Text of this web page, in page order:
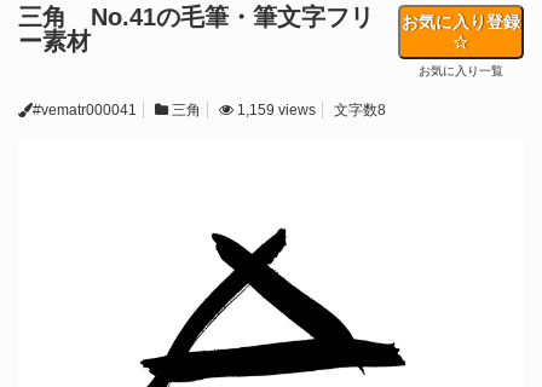
三角 No.41の毛筆・筆文字フリ
ー素材
お気に入り登録
お気に入り一覧
#vematr000041 三角 1,159 views 文字数8